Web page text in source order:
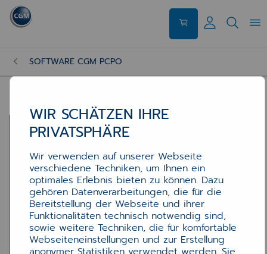
SOFTWARE CGM PCPO
WIR SCHÄTZEN IHRE
PRIVATSPHÄRE
Wir verwenden auf unserer Webseite
verschiedene Techniken, um Ihnen ein
optimales Erlebnis bieten zu können. Dazu
gehören Datenverarbeitungen, die für die
Bereitstellung der Webseite und ihrer
Funktionalitäten technisch notwendig sind,
sowie weitere Techniken, die für komfortable
Webseiteneinstellungen und zur Erstellung